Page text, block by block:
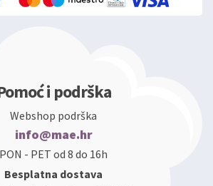
i podrška
Webshop podrška
info@mae.hr
PON - PET od 8 do 16h
Besplatna dostava